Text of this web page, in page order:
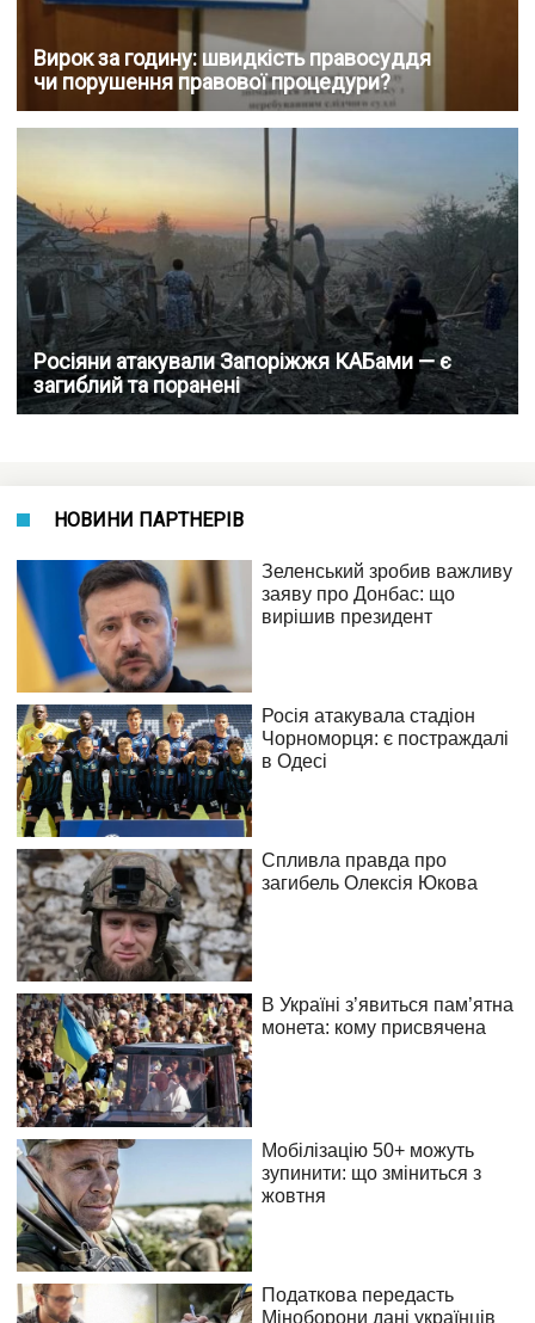
Вирок за годину: швидкість правосуддя
чи порушення правової процедури?
Росіяни атакували Запоріжжя КАБами — є
загиблий та поранені
НОВИНИ ПАРТНЕРІВ